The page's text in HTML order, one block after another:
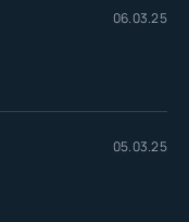
06.03.25
05.03.25